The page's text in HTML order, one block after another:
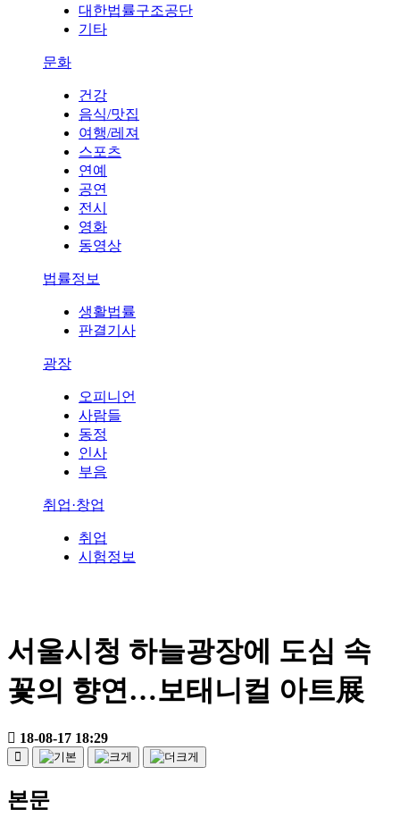
대한법률구조공단
기타
문화
건강
음식/맛집
여행/레져
스포츠
연예
공연
전시
영화
동영상
법률정보
생활법률
판결기사
광장
오피니언
사람들
동정
인사
부음
취업·창업
취업
시험정보
서울시청 하늘광장에 도심 속
꽃의 향연…보태니컬 아트展
18-08-17 18:29
본문